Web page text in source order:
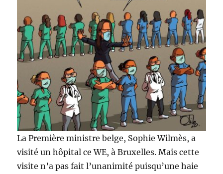
La Première ministre belge, Sophie Wilmès, a
visité un hôpital ce WE, à Bruxelles. Mais cette
visite n’a pas fait l’unanimité puisqu’une haie